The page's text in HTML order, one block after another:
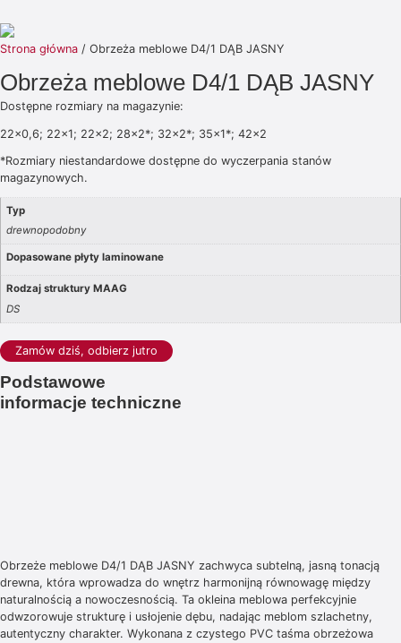
Strona główna / Obrzeża meblowe D4/1 DĄB JASNY
Obrzeża meblowe D4/1 DĄB JASNY
Dostępne rozmiary na magazynie:
22×0,6; 22×1; 22×2; 28×2*; 32×2*; 35×1*; 42×2
*Rozmiary niestandardowe dostępne do wyczerpania stanów
magazynowych.
Typ
drewnopodobny
Dopasowane płyty laminowane
Rodzaj struktury MAAG
DS
Zamów dziś, odbierz jutro
Podstawowe
informacje techniczne
Obrzeże meblowe D4/1 DĄB JASNY zachwyca subtelną, jasną tonacją
drewna, która wprowadza do wnętrz harmonijną równowagę między
naturalnością a nowoczesnością. Ta okleina meblowa perfekcyjnie
odwzorowuje strukturę i usłojenie dębu, nadając meblom szlachetny,
autentyczny charakter. Wykonana z czystego PVC taśma obrzeżowa